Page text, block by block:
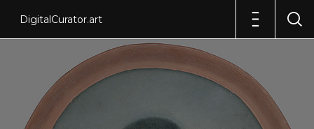
DigitalCurator.art